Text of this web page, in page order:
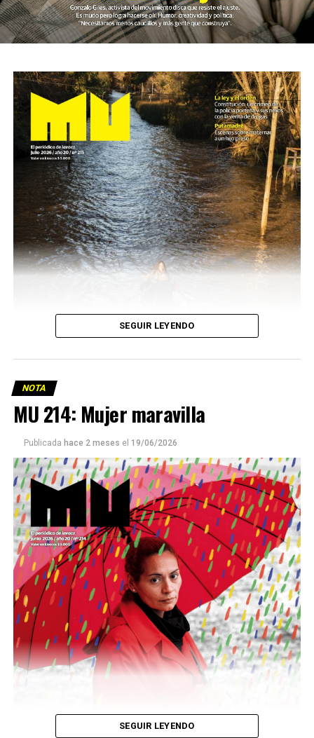
Este número 215 de MU ☝️viene con doble tapa, que
podría ser una frase:
Sin chamuyo, a remarla.
Descargar la Mu en PDF
SEGUIR LEYENDO
NOTA
MU 214: Mujer maravilla
Publicada hace 2 meses el 19/06/2026
SEGUIR LEYENDO